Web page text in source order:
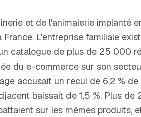
et de l'animalerie implanté
L'entreprise familiale
catalogue de plus de 25 000
du e-commerce sur son
accusait un recul de 6,2 % de
baissait de 1,5 %. Plus de
sur les mêmes produits,